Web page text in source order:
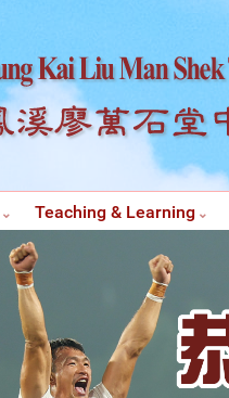
Teaching & Learning